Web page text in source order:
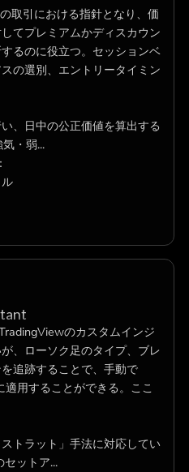
取引における指針となり、価
てプレミアムかディスカウン
るのに役立つ。セッションベ
の選別、エントリータイミン
、日中の公正価値を算出する
・弱...
のカスタムインジ
、ローソク足のタイプ、ブレ
追跡することで、手動で
適用することができる。ここ
トラット」手法に対応してい
ットア...